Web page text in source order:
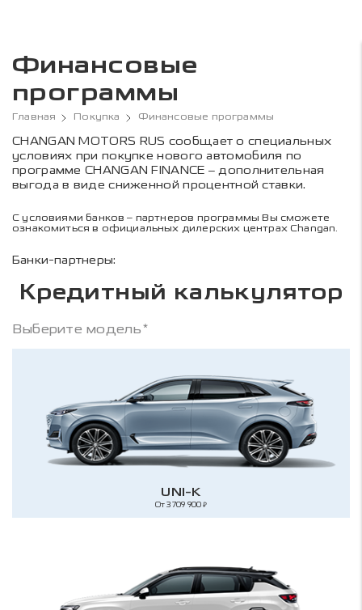
Финансовые
программы
Главная Покупка Финансовые программы
CHANGAN MOTORS RUS сообщает о специальных
условиях при покупке нового автомобиля по
программе CHANGAN FINANCE – дополнительная
выгода в виде сниженной процентной ставки.
С условиями банков – партнеров программы Вы сможете
ознакомиться в официальных дилерских центрах Changan.
Банки-партнеры:
Кредитный калькулятор
Выберите модель*
UNI-K
От 3 709 900₽